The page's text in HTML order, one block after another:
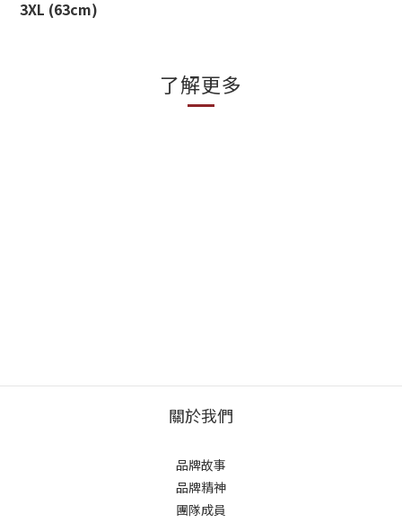
3XL (63cm)
了解更多
關於我們
品牌故事
品牌精神
團隊成員